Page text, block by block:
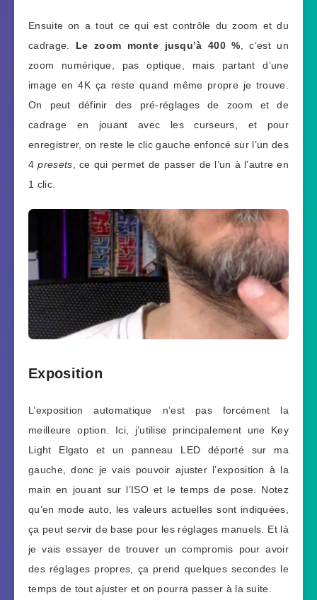
Ensuite on a tout ce qui est contrôle du zoom et du
cadrage. Le zoom monte jusqu’à 400 % , c’est un
zoom numérique, pas optique, mais partant d’une
image en 4K ça reste quand même propre je trouve.
On peut définir des pré-réglages de zoom et de
cadrage en jouant avec les curseurs, et pour
enregistrer, on reste le clic gauche enfoncé sur l’un des
4presets , ce qui permet de passer de l’un à l’autre en
1 clic.
Exposition
L’exposition automatique n’est pas forcément la
meilleure option. Ici, j’utilise principalement une Key
Light Elgato et un panneau LED déporté sur ma
gauche, donc je vais pouvoir ajuster l’exposition à la
main en jouant sur l’ISO et le temps de pose. Notez
qu’en mode auto, les valeurs actuelles sont indiquées,
ça peut servir de base pour les réglages manuels. Et là
je vais essayer de trouver un compromis pour avoir
des réglages propres, ça prend quelques secondes le
temps de tout ajuster et on pourra passer à la suite.